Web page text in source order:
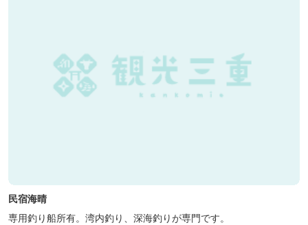
民宿海晴
専用釣り船所有。湾内釣り、深海釣りが専門です。